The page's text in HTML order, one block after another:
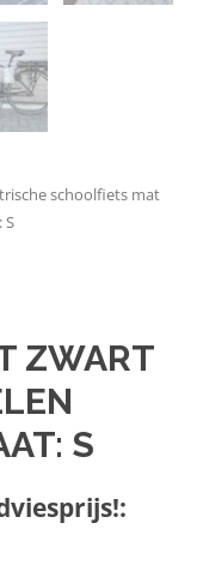
schoolfiets mat
S
ZWART
S